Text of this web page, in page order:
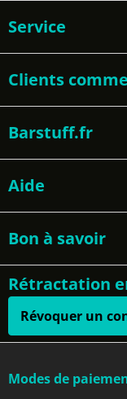
Service
Clients
Barstuff.fr
Aide
Bon à savoir
Rétractation
Révoquer un
Modes de